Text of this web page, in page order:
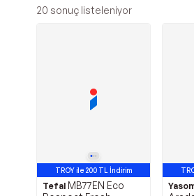
20 sonuç listeleniyor
TROY ile 200 TL İndirim
Tefal MB77EN Eco